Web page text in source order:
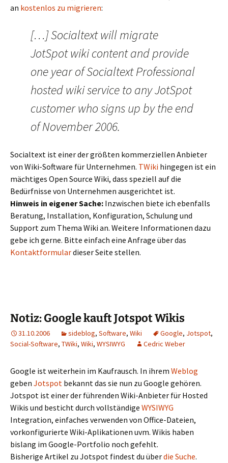
an kostenlos zu migrieren:
[…] Socialtext will migrate
JotSpot wiki content and provide
one year of Socialtext Professional
hosted wiki service to any JotSpot
customer who signs up by the end
of November 2006.
Socialtext ist einer der größten kommerziellen Anbieter
von Wiki-Software für Unternehmen. TWiki hingegen ist ein
mächtiges Open Source Wiki, dass speziell auf die
Bedürfnisse von Unternehmen ausgerichtet ist.
Hinweis in eigener Sache: Inzwischen biete ich ebenfalls
Beratung, Installation, Konfiguration, Schulung und
Support zum Thema Wiki an. Weitere Informationen dazu
gebe ich gerne. Bitte einfach eine Anfrage über das
Kontaktformulardieser Seite stellen.
Notiz: Google kauft Jotspot Wikis
31.10.2006 sideblog, Software, Wiki Google, Jotspot,
Social-Software, TWiki, Wiki, WYSIWYG Cedric Weber
Google ist weiterhein im Kaufrausch. In ihrem Weblog
geben Jotspot bekannt das sie nun zu Google gehören.
Jotspot ist einer der führenden Wiki-Anbieter für Hosted
Wikis und besticht durch vollständige WYSIWYG
Integration, einfaches verwenden von Office-Dateien,
vorkonfigurierte Wiki-Aplikationen uvm. Wikis haben
bislang im Google-Portfolio noch gefehlt.
Bisherige Artikel zu Jotspot findest du überdie Suche.